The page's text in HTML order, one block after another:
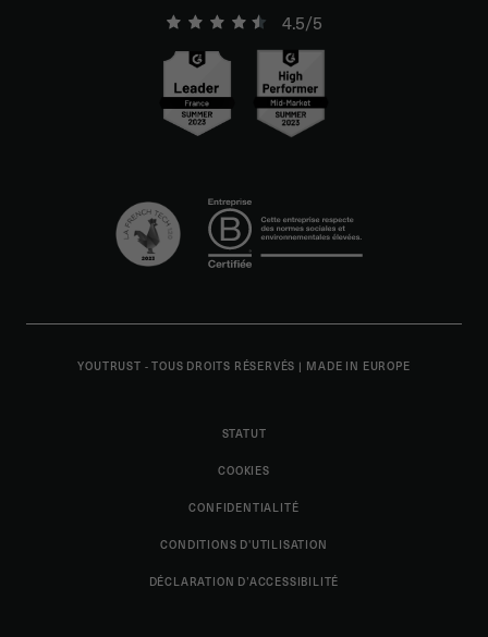
4.5/5
YOUTRUST - TOUS DROITS RÉSERVÉS | MADE IN EUROPE
STATUT
COOKIES
CONFIDENTIALITÉ
CONDITIONS D'UTILISATION
DÉCLARATION D’ACCESSIBILITÉ